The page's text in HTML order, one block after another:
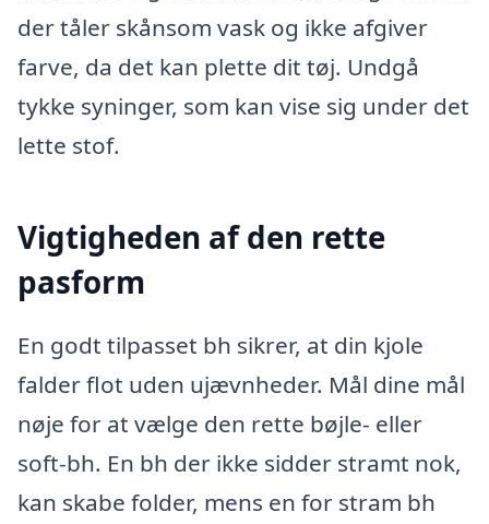
der tåler skånsom vask og ikke afgiver
farve, da det kan plette dit tøj. Undgå
tykke syninger, som kan vise sig under det
lette stof.
Vigtigheden af den rette
pasform
En godt tilpasset bh sikrer, at din kjole
falder flot uden ujævnheder. Mål dine mål
nøje for at vælge den rette bøjle- eller
soft-bh. En bh der ikke sidder stramt nok,
kan skabe folder, mens en for stram bh